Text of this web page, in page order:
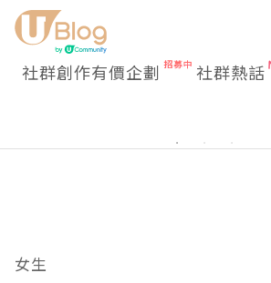
社群創作有價企劃 社群熱話
女生